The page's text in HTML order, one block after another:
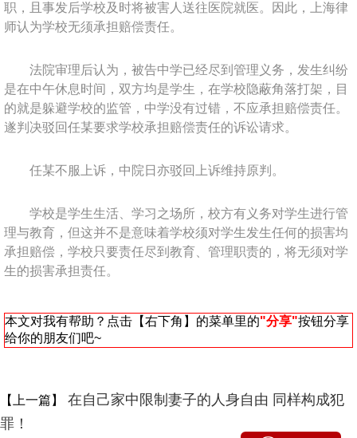
职，且事发后学校及时将被害人送往医院就医。因此，上海律
师认为学校无须承担赔偿责任。
法院审理后认为，被告中学已经尽到管理义务，发生纠纷
是在中午休息时间，双方均是学生，在学校隐蔽角落打架，目
的就是躲避学校的监管，中学没有过错，不应承担赔偿责任。
遂判决驳回任某要求学校承担赔偿责任的诉讼请求。
任某不服上诉，中院日亦驳回上诉维持原判。
学校是学生生活、学习之场所，校方有义务对学生进行管
理与教育，但这并不是意味着学校须对学生发生任何的损害均
承担赔偿，学校只要责任尽到教育、管理职责的，将无须对学
生的损害承担责任。
本文对我有帮助？点击【右下角】的菜单里的"分享"按钮分享
给你的朋友们吧~
【上一篇】
在自己家中限制妻子的人身自由 同样构成犯
罪！